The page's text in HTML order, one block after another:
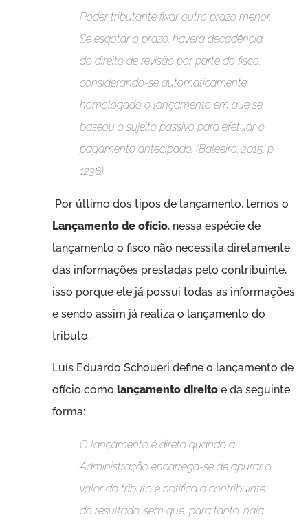
Poder tributante fixar outro prazo menor.
Se esgotar o prazo, haverá decadência
do direito de revisão por parte do fisco,
considerando-se automaticamente
homologado o lançamento em que se
baseou o sujeito passivo para efetuar o
pagamento antecipado. (Baleeiro, 2015, p.
1236).
Por último dos tipos de lançamento, temos o
Lançamento de ofício, nessa espécie de
lançamento o fisco não necessita diretamente
das informações prestadas pelo contribuinte,
isso porque ele já possui todas as informações
e sendo assim já realiza o lançamento do
tributo.
Luís Eduardo Schoueri define o lançamento de
ofício como lançamento direitoe da seguinte
forma:
O lançamento é direto quando a
Administração encarrega-se de apurar o
valor do tributo e notifica o contribuinte
do resultado, sem que, para tanto, haja